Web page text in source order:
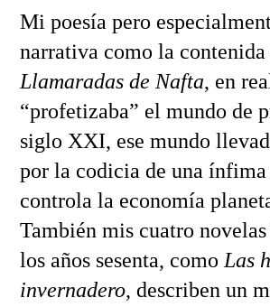
Mi poesía pero
narrativa como la contenida
Llamaradas de Nafta, en
“profetizaba” el mundo de
siglo XXI, ese mundo
por la codicia de una
controla la economía
También mis cuatro
los años sesenta, como Las
invernadero, describen un